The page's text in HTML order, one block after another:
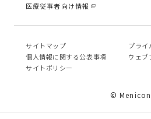
医療従事者向け情報
サイトマップ
プライ
個⼈情報に関する公表事項
ウェブ
サイトポリシー
© Menicon